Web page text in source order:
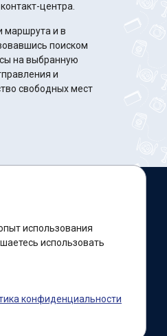
центра.
маршрута и в
на выбранную
и
свободных мест
использования
использовать
конфиденциальности